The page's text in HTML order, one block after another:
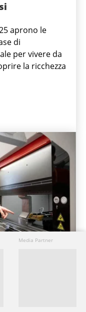
aprono le
di
per vivere da
la ricchezza
Media Partner